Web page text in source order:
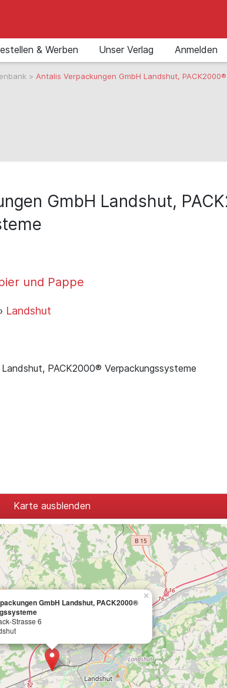
& Werben Unser Verlag Anmelden
> Antalis Verpackungen GmbH Landshut,
GmbH Landshut,
und Pappe
› Landshut
PACK2000® Verpackungssysteme
Karte ausblenden
GmbH Landshut, PACK2000®
Strasse 6
×